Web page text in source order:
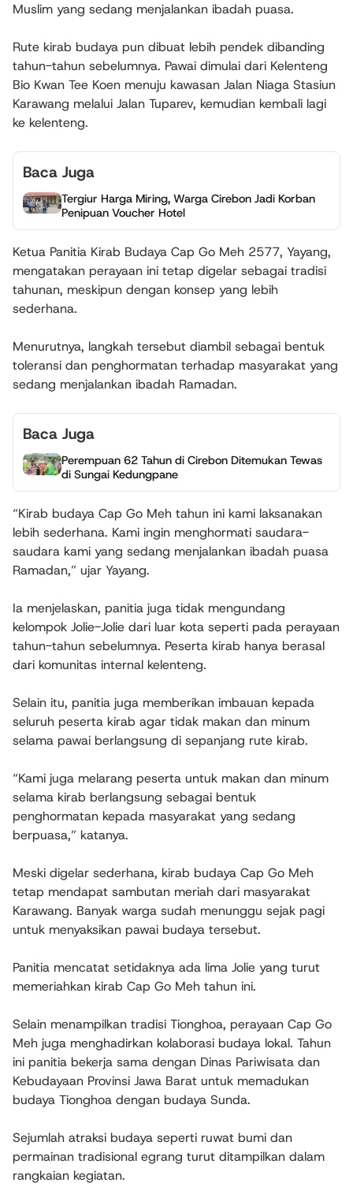
Muslim yang sedang menjalankan ibadah puasa.
Rute kirab budaya pun dibuat lebih pendek dibanding
tahun-tahun sebelumnya. Pawai dimulai dari Kelenteng
Bio Kwan Tee Koen menuju kawasan Jalan Niaga Stasiun
Karawang melalui Jalan Tuparev, kemudian kembali lagi
ke kelenteng.
Baca Juga
Tergiur Harga Miring, Warga Cirebon Jadi Korban
Penipuan Voucher Hotel
Ketua Panitia Kirab Budaya Cap Go Meh 2577, Yayang,
mengatakan perayaan ini tetap digelar sebagai tradisi
tahunan, meskipun dengan konsep yang lebih
sederhana.
Menurutnya, langkah tersebut diambil sebagai bentuk
toleransi dan penghormatan terhadap masyarakat yang
sedang menjalankan ibadah Ramadan.
Baca Juga
Perempuan 62 Tahun di Cirebon Ditemukan Tewas
di Sungai Kedungpane
“Kirab budaya Cap Go Meh tahun ini kami laksanakan
lebih sederhana. Kami ingin menghormati saudara-
saudara kami yang sedang menjalankan ibadah puasa
Ramadan,” ujar Yayang.
Ia menjelaskan, panitia juga tidak mengundang
kelompok Jolie-Jolie dari luar kota seperti pada perayaan
tahun-tahun sebelumnya. Peserta kirab hanya berasal
dari komunitas internal kelenteng.
Selain itu, panitia juga memberikan imbauan kepada
seluruh peserta kirab agar tidak makan dan minum
selama pawai berlangsung di sepanjang rute kirab.
“Kami juga melarang peserta untuk makan dan minum
selama kirab berlangsung sebagai bentuk
penghormatan kepada masyarakat yang sedang
berpuasa,” katanya.
Meski digelar sederhana, kirab budaya Cap Go Meh
tetap mendapat sambutan meriah dari masyarakat
Karawang. Banyak warga sudah menunggu sejak pagi
untuk menyaksikan pawai budaya tersebut.
Panitia mencatat setidaknya ada lima Jolie yang turut
memeriahkan kirab Cap Go Meh tahun ini.
Selain menampilkan tradisi Tionghoa, perayaan Cap Go
Meh juga menghadirkan kolaborasi budaya lokal. Tahun
ini panitia bekerja sama dengan Dinas Pariwisata dan
Kebudayaan Provinsi Jawa Barat untuk memadukan
budaya Tionghoa dengan budaya Sunda.
Sejumlah atraksi budaya seperti ruwat bumi dan
permainan tradisional egrang turut ditampilkan dalam
rangkaian kegiatan.